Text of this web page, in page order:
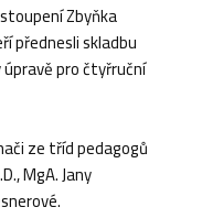
Zbyňka
přednesli skladbu
pro čtyřruční
ze tříd pedagogů
MgA. Jany